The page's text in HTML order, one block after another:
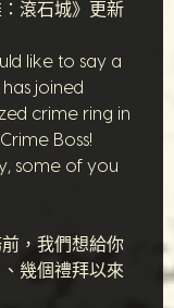
：滾石城》更新
like to say a
joined
crime ring in
Boss!
some of you
，我們想給你
幾個禮拜以來